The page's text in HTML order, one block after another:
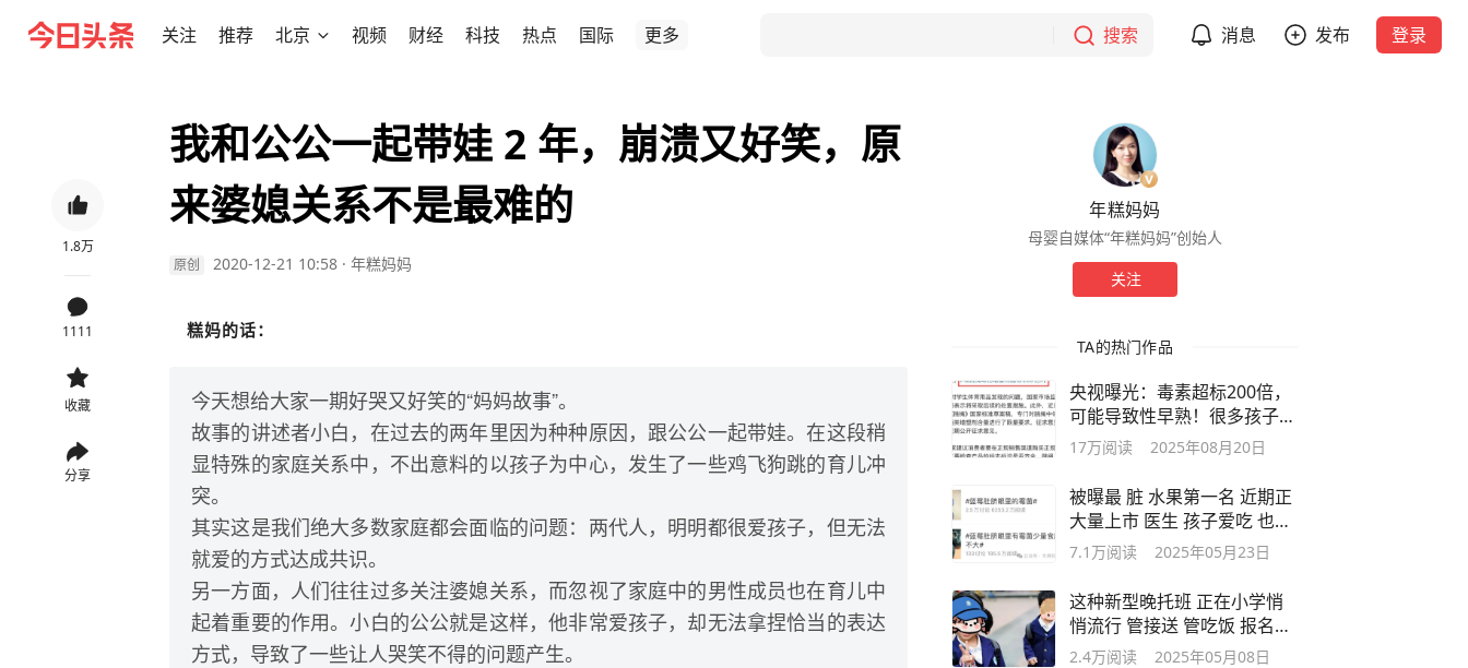
关注 推荐 北京 视频 财经 科技 热点 国际 更多 搜索 消息 发布 登录
1.8万
1111
收藏
分享
我和公公一起带娃 2 年，崩溃又好笑，原
来婆媳关系不是最难的
原创 2020-12-21 10:58 · 年糕妈妈
糕妈的话：
今天想给大家一期好哭又好笑的“妈妈故事”。
故事的讲述者小白，在过去的两年里因为种种原因，跟公公一起带娃。在这段稍
显特殊的家庭关系中，不出意料的以孩子为中心，发生了一些鸡飞狗跳的育儿冲
突。
其实这是我们绝大多数家庭都会面临的问题：两代人，明明都很爱孩子，但无法
就爱的方式达成共识。
另一方面，人们往往过多关注婆媳关系，而忽视了家庭中的男性成员也在育儿中
起着重要的作用。小白的公公就是这样，他非常爱孩子，却无法拿捏恰当的表达
方式，导致了一些让人哭笑不得的问题产生。
年糕妈妈
母婴自媒体“年糕妈妈”创始人
关注
TA的热门作品
央视曝光：毒素超标200倍，
可能导致性早熟！很多孩子上
课都在用
17万阅读 2025年08月20日
被曝最 脏 水果第一名 近期正
大量上市 医生 孩子爱吃 也要
注意这个细节
7.1万阅读 2025年05月23日
这种新型晚托班 正在小学悄
悄流行 管接送 管吃饭 报名后
妈妈却悔死了
2.4万阅读 2025年05月08日